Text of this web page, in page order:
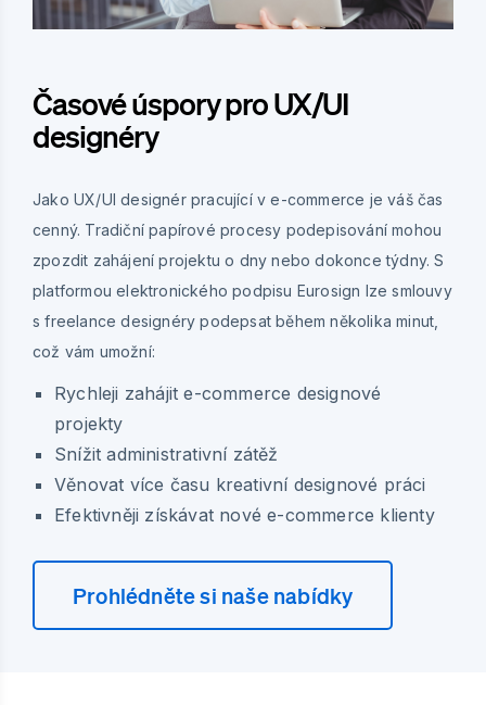
Časové úspory pro UX/UI
designéry
Jako UX/UI designér pracující v e-commerce je váš čas
cenný. Tradiční papírové procesy podepisování mohou
zpozdit zahájení projektu o dny nebo dokonce týdny. S
platformou elektronického podpisu Eurosign lze smlouvy
s freelance designéry podepsat během několika minut,
což vám umožní:
Rychleji zahájit e-commerce designové
projekty
Snížit administrativní zátěž
Věnovat více času kreativní designové práci
Efektivněji získávat nové e-commerce klienty
Prohlédněte si naše nabídky